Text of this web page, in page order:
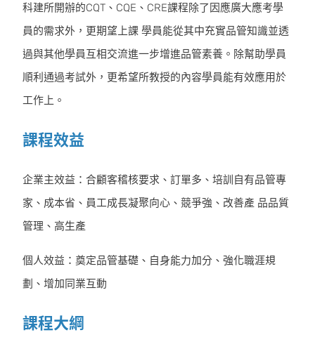
科建所開辦的CQT、CQE、CRE課程除了因應廣大應考學
員的需求外，更期望上課 學員能從其中充實品管知識並透
過與其他學員互相交流進一步增進品管素養。除幫助學員
順利通過考試外，更希望所教授的內容學員能有效應用於
工作上。
課程效益
企業主效益：合顧客稽核要求、訂單多、培訓自有品管專
家、成本省、員工成長凝聚向心、競爭強、改善產 品品質
管理、高生產
個人效益：奠定品管基礎、自身能力加分、強化職涯規
劃、增加同業互動
課程大綱